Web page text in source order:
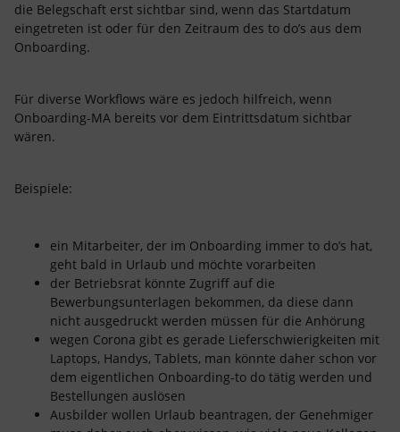
die Belegschaft erst sichtbar sind, wenn das Startdatum
eingetreten ist oder für den Zeitraum des to do’s aus dem
Onboarding.
Für diverse Workflows wäre es jedoch hilfreich, wenn
Onboarding-MA bereits vor dem Eintrittsdatum sichtbar
wären.
Beispiele:
ein Mitarbeiter, der im Onboarding immer to do’s hat,
geht bald in Urlaub und möchte vorarbeiten
der Betriebsrat könnte Zugriff auf die
Bewerbungsunterlagen bekommen, da diese dann
nicht ausgedruckt werden müssen für die Anhörung
wegen Corona gibt es gerade Lieferschwierigkeiten mit
Laptops, Handys, Tablets, man könnte daher schon vor
dem eigentlichen Onboarding-to do tätig werden und
Bestellungen auslösen
Ausbilder wollen Urlaub beantragen, der Genehmiger